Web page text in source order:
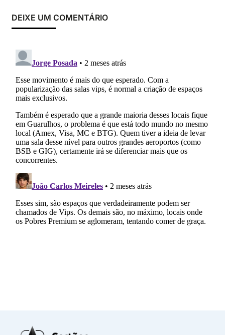
DEIXE UM COMENTÁRIO